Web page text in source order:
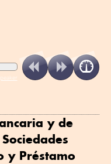
y de
Sociedades
y Préstamo